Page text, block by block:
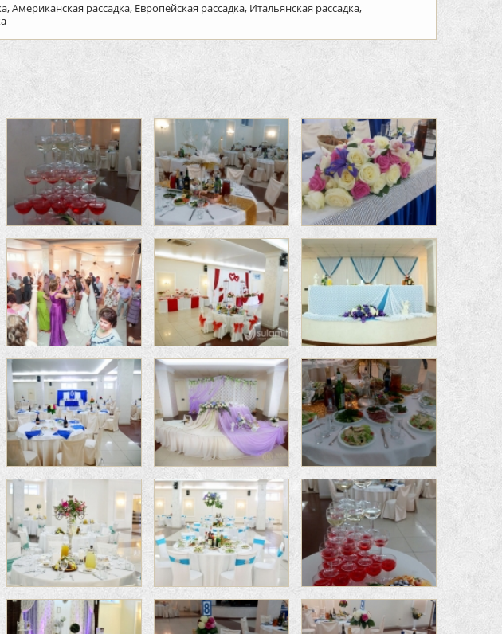
Американская рассадка, Европейская рассадка, Итальянская рассадка,